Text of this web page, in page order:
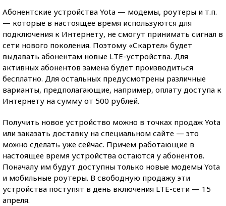
Абонентские устройства Yota — модемы, роутеры и т.п.
— которые в настоящее время используются для
подключения к Интернету, не смогут принимать сигнал в
сети нового поколения. Поэтому «Скартел» будет
выдавать абонентам новые LTE-устройства. Для
активных абонентов замена будет производиться
бесплатно. Для остальных предусмотрены различные
варианты, предполагающие, например, оплату доступа к
Интернету на сумму от 500 рублей.
Получить новое устройство можно в точках продаж Yota
или заказать доставку на специальном сайте — это
можно сделать уже сейчас. Причем работающие в
настоящее время устройства остаются у абонентов.
Поначалу им будут доступны только новые модемы Yota
и мобильные роутеры. В свободную продажу эти
устройства поступят в день включения LTE-сети — 15
апреля.